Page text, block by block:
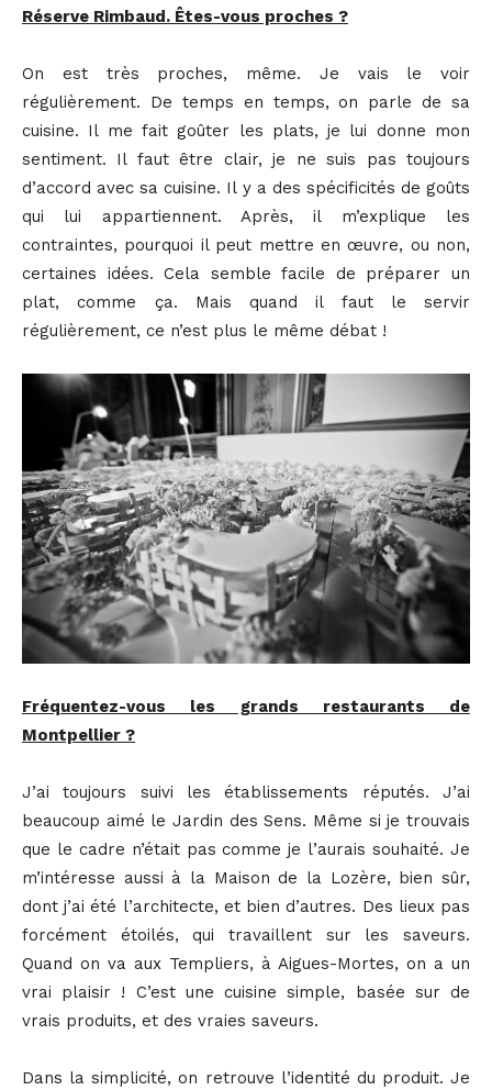
Réserve Rimbaud. Êtes-vous proches ?
On est très proches, même. Je vais le voir
régulièrement. De temps en temps, on parle de sa
cuisine. Il me fait goûter les plats, je lui donne mon
sentiment. Il faut être clair, je ne suis pas toujours
d’accord avec sa cuisine. Il y a des spécificités de goûts
qui lui appartiennent. Après, il m’explique les
contraintes, pourquoi il peut mettre en œuvre, ou non,
certaines idées. Cela semble facile de préparer un
plat, comme ça. Mais quand il faut le servir
régulièrement, ce n’est plus le même débat !
Fréquentez-vous les grands restaurants de
Montpellier ?
J’ai toujours suivi les établissements réputés. J’ai
beaucoup aimé le Jardin des Sens. Même si je trouvais
que le cadre n’était pas comme je l’aurais souhaité. Je
m’intéresse aussi à la Maison de la Lozère, bien sûr,
dont j’ai été l’architecte, et bien d’autres. Des lieux pas
forcément étoilés, qui travaillent sur les saveurs.
Quand on va aux Templiers, à Aigues-Mortes, on a un
vrai plaisir ! C’est une cuisine simple, basée sur de
vrais produits, et des vraies saveurs.
Dans la simplicité, on retrouve l’identité du produit. Je